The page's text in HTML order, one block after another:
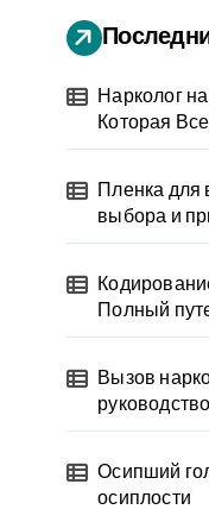
Нарколог
Которая
Пленка для
выбора и
Полный
Вызов
руководство
Осипший
осиплости